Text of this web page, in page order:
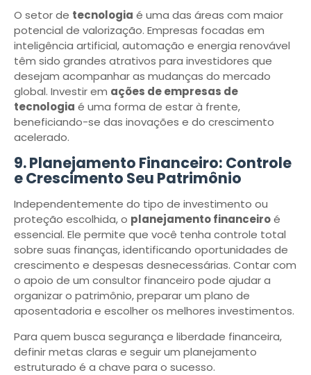
O setor de tecnologia é uma das áreas com maior
potencial de valorização. Empresas focadas em
inteligência artificial, automação e energia renovável
têm sido grandes atrativos para investidores que
desejam acompanhar as mudanças do mercado
global. Investir em ações de empresas de
tecnologia é uma forma de estar à frente,
beneficiando-se das inovações e do crescimento
acelerado.
9. Planejamento Financeiro: Controle
e Crescimento Seu Patrimônio
Independentemente do tipo de investimento ou
proteção escolhida, o planejamento financeiroé
essencial. Ele permite que você tenha controle total
sobre suas finanças, identificando oportunidades de
crescimento e despesas desnecessárias. Contar com
o apoio de um consultor financeiro pode ajudar a
organizar o patrimônio, preparar um plano de
aposentadoria e escolher os melhores investimentos.
Para quem busca segurança e liberdade financeira,
definir metas claras e seguir um planejamento
estruturado é a chave para o sucesso.